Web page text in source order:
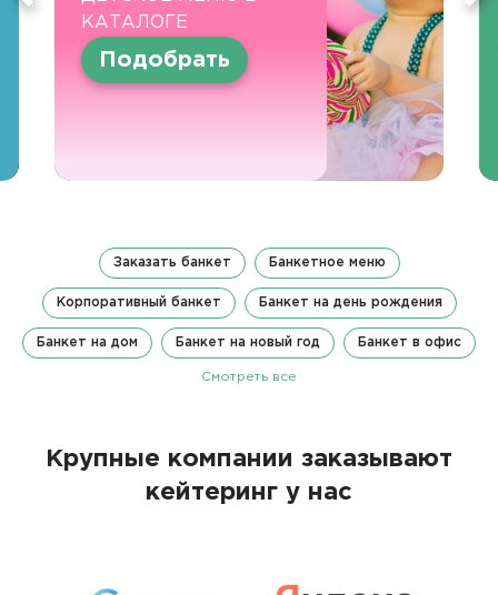
КАТАЛОГЕ
Подобрать
Заказать банкет Банкетное меню
Корпоративный банкет Банкет на день рождения
Банкет на дом Банкет на новый год Банкет в офис
Смотреть все
Крупные компании заказывают
кейтеринг у нас